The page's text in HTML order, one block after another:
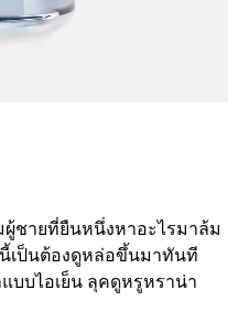
ผู้ชายที่ยืนหนึ่งหาอะไรมาล้ม
เป็นต้องดูหล่อขึ้นมาทันที
บบไอเย็น ลุคดูหรูหราน่า